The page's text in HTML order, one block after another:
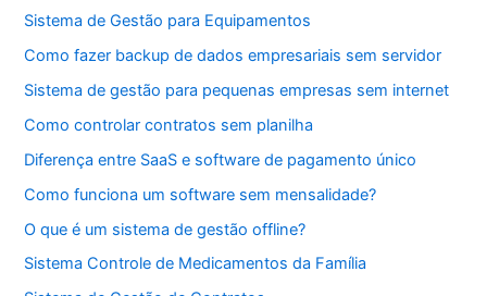
Sistema de Gestão para Equipamentos
Como fazer backup de dados empresariais sem servidor
Sistema de gestão para pequenas empresas sem internet
Como controlar contratos sem planilha
Diferença entre SaaS e software de pagamento único
Como funciona um software sem mensalidade?
O que é um sistema de gestão offline?
Sistema Controle de Medicamentos da Família